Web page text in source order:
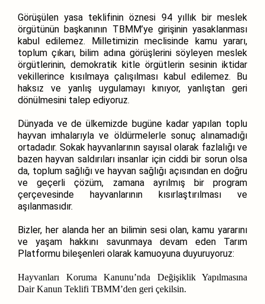
Görüşülen yasa teklifinin öznesi 94 yıllık bir meslek
örgütünün başkanının TBMM’ye girişinin yasaklanması
kabul edilemez. Milletimizin meclisinde kamu yararı,
toplum çıkarı, bilim adına görüşlerini söyleyen meslek
örgütlerinin, demokratik kitle örgütlerin sesinin iktidar
vekillerince kısılmaya çalışılması kabul edilemez. Bu
haksız ve yanlış uygulamayı kınıyor, yanlıştan geri
dönülmesini talep ediyoruz.
Dünyada ve de ülkemizde bugüne kadar yapılan toplu
hayvan imhalarıyla ve öldürmelerle sonuç alınamadığı
ortadadır. Sokak hayvanlarının sayısal olarak fazlalığı ve
bazen hayvan saldırıları insanlar için ciddi bir sorun olsa
da, toplum sağlığı ve hayvan sağlığı açısından en doğru
ve geçerli çözüm, zamana ayrılmış bir program
çerçevesinde hayvanlarının kısırlaştırılması ve
aşılanmasıdır.
Bizler, her alanda her an bilimin sesi olan, kamu yararını
ve yaşam hakkını savunmaya devam eden Tarım
Platformu bileşenleri olarak kamuoyuna duyuruyoruz:
Hayvanları Koruma Kanunu’nda Değişiklik Yapılmasına
Dair Kanun Teklifi TBMM’den geri çekilsin.